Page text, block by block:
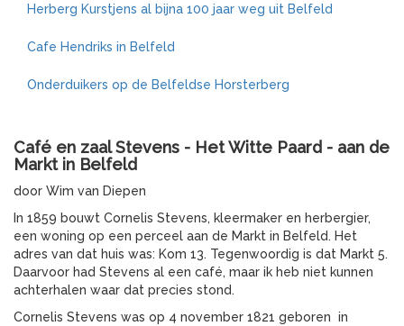
Herberg Kurstjens al bijna 100 jaar weg uit Belfeld
Cafe Hendriks in Belfeld
Onderduikers op de Belfeldse Horsterberg
Café en zaal Stevens - Het Witte Paard - aan de
Markt in Belfeld
door Wim van Diepen
In 1859 bouwt Cornelis Stevens, kleermaker en herbergier,
een woning op een perceel aan de Markt in Belfeld. Het
adres van dat huis was: Kom 13. Tegenwoordig is dat Markt 5.
Daarvoor had Stevens al een café, maar ik heb niet kunnen
achterhalen waar dat precies stond.
Cornelis Stevens was op 4 november 1821 geboren in